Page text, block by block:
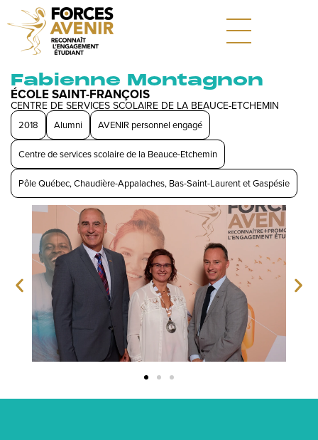
Fabienne Montagnon
ÉCOLE SAINT-FRANÇOIS
CENTRE DE SERVICES SCOLAIRE DE LA BEAUCE-ETCHEMIN
2018 Alumni AVENIR personnel engagé
Centre de services scolaire de la Beauce-Etchemin
Pôle Québec, Chaudière-Appalaches, Bas-Saint-Laurent et Gaspésie